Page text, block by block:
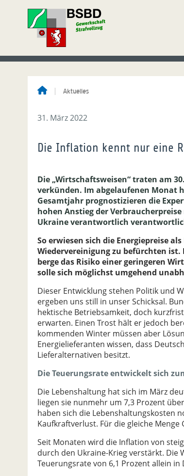
Aktuelles
31. März 2022
Die Inflation kennt nur eine
Die „Wirtschaftsweisen“ traten am
verkünden. Im abgelaufenen Monat
Gesamtjahr prognostizieren die
hohen Anstieg der
Ukraine verantwortlich
So erwiesen sich die Energiepreise
Wiedervereinigung zu befürchten
berge das Risiko einer geringeren
solle sich möglichst umgehend
Dieser Entwicklung stehen Politik und
ergeben uns still in unser Schicksal.
hektische Betriebsamkeit, doch
erwarten. Einen Trost hält er jedoch
kommenden Winter müssen aber
Energielieferanten wissen, dass
Lieferalternativen besitzt.
Die Teuerungsrate entwickelt sich
Die Lebenshaltung hat sich im März
liegen sie nunmehr um 7,3 Prozent
haben sich die Lebenshaltungskosten
Kaufkraftverlust. Für die gleiche
Seit Monaten wird die Inflation von
durch den Ukraine-Krieg verstärkt.
Teuerungsrate von 6,1 Prozent allein in